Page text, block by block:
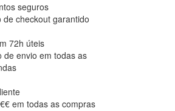
seguros
de checkout garantido
72h úteis
de envio em todas as
em todas as compras